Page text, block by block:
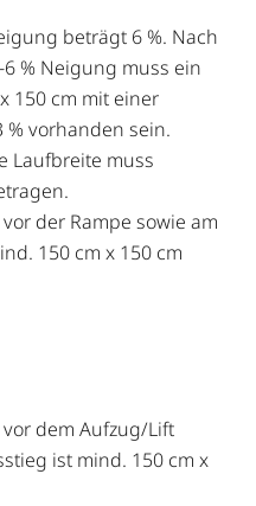
beträgt 6 %. Nach
% Neigung muss ein
150 cm mit einer
vorhanden sein.
Laufbreite muss
der Rampe sowie am
150 cm x 150 cm
dem Aufzug/Lift
ist mind. 150 cm x